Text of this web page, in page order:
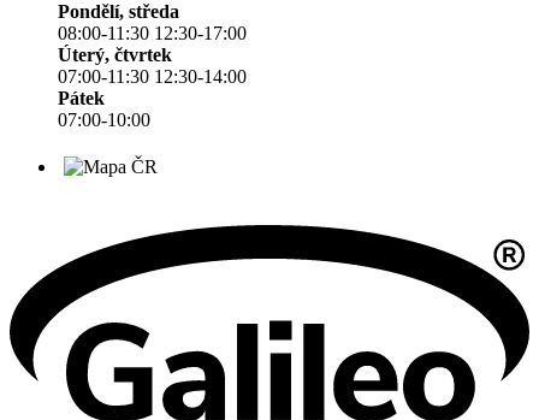
Pondělí, středa
08:00-11:30 12:30-17:00
Úterý, čtvrtek
07:00-11:30 12:30-14:00
Pátek
07:00-10:00